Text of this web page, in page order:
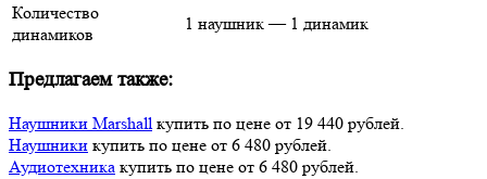
Количество
динамиков
1 наушник — 1 динамик
Предлагаем также:
Наушники Marshallкупить по цене от 19 440 рублей.
Наушники купить по цене от 6 480 рублей.
Аудиотехника купить по цене от 6 480 рублей.